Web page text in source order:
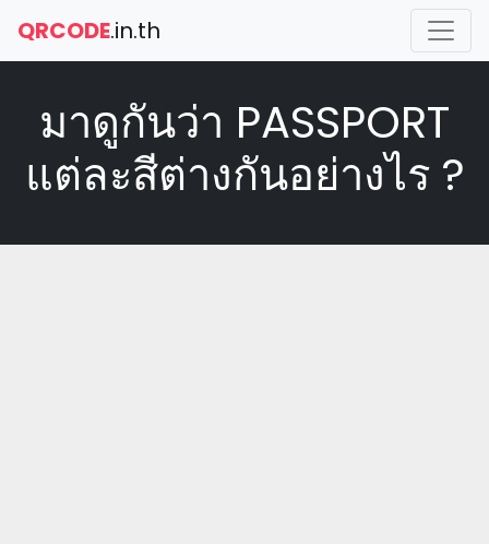
QRCODE.in.th
มาดูกันว่า PASSPORT
แต่ละสีต่างกันอย่างไร ?